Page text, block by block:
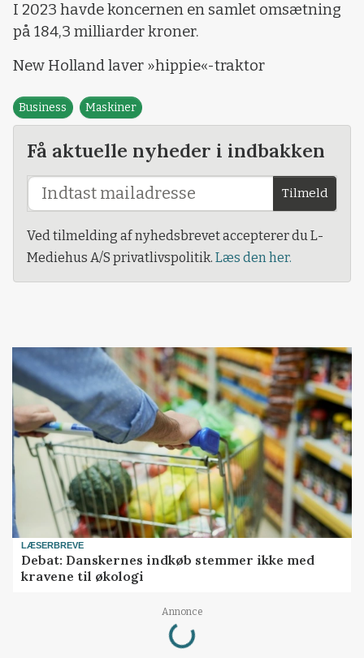
I 2023 havde koncernen en samlet omsætning
på 184,3 milliarder kroner.
New Holland laver »hippie«-traktor
Business Maskiner
Få aktuelle nyheder i indbakken
Tilmeld
Ved tilmelding af nyhedsbrevet accepterer du L-
Mediehus A/S privatlivspolitik. Læs den her.
LÆSERBREVE
Debat: Danskernes indkøb stemmer ikke med
kravene til økologi
Annonce
Loading...